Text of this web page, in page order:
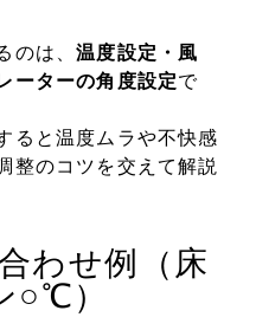
のは、温度設定・風
ーターの角度設定で
ると温度ムラや不快感
整のコツを交えて解説
わせ例（床
○℃）